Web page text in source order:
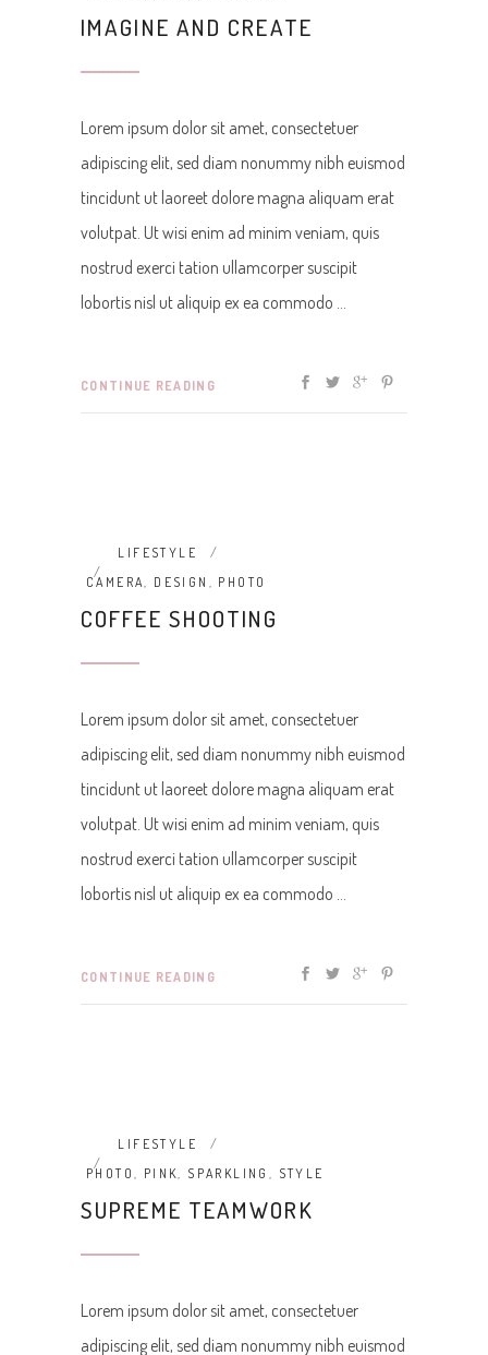
IMAGINE AND CREATE
Lorem ipsum dolor sit amet, consectetuer
adipiscing elit, sed diam nonummy nibh euismod
tincidunt ut laoreet dolore magna aliquam erat
volutpat. Ut wisi enim ad minim veniam, quis
nostrud exerci tation ullamcorper suscipit
lobortis nisl ut aliquip ex ea commodo
CONTINUE READING
LIFESTYLE
CAMERA, DESIGN , PHOTO
COFFEE SHOOTING
Lorem ipsum dolor sit amet, consectetuer
adipiscing elit, sed diam nonummy nibh euismod
tincidunt ut laoreet dolore magna aliquam erat
volutpat. Ut wisi enim ad minim veniam, quis
nostrud exerci tation ullamcorper suscipit
lobortis nisl ut aliquip ex ea commodo
CONTINUE READING
LIFESTYLE
PHOTO , PINK, SPARKLING , STYLE
SUPREME TEAMWORK
Lorem ipsum dolor sit amet, consectetuer
adipiscing elit, sed diam nonummy nibh euismod